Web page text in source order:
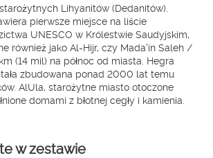
Lihyanitów (Dedanitów).
pierwsze miejsce na liście
UNESCO w Królestwie Saudyjskim,
również jako Al-Hijr, czy Mada'in Saleh /
(14 mil) na północ od miasta. Hegra
zbudowana ponad 2000 lat temu
AlUla, starożytne miasto otoczone
domami z błotnej cegły i kamienia.
w zestawie